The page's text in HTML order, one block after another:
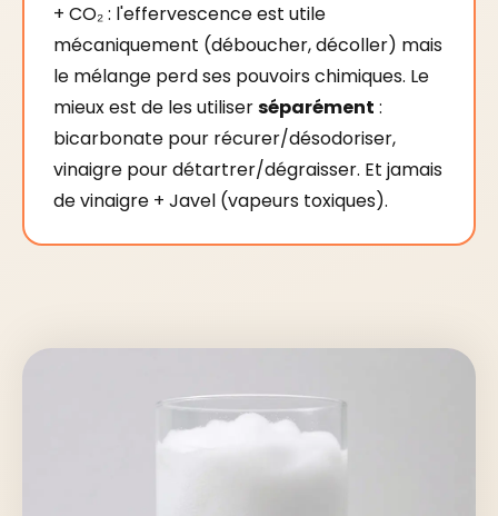
+ CO₂ : l'effervescence est utile
mécaniquement (déboucher, décoller) mais
le mélange perd ses pouvoirs chimiques. Le
mieux est de les utiliserséparément :
bicarbonate pour récurer/désodoriser,
vinaigre pour détartrer/dégraisser. Et jamais
de vinaigre + Javel (vapeurs toxiques).